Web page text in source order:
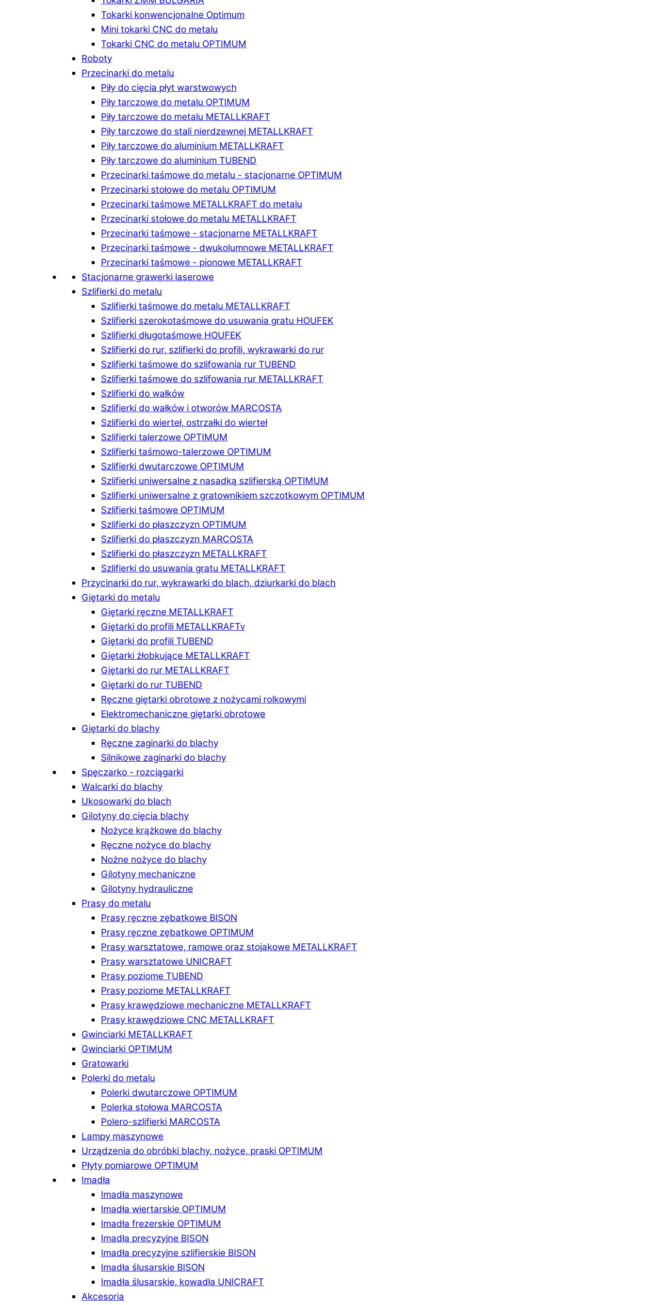
Tokarki konwencjonalne Optimum
Mini tokarki CNC do metalu
Tokarki CNC do metalu OPTIMUM
Roboty
Przecinarki do metalu
Piły do cięcia płyt warstwowych
Piły tarczowe do metalu OPTIMUM
Piły tarczowe do metalu METALLKRAFT
Piły tarczowe do stali nierdzewnej METALLKRAFT
Piły tarczowe do aluminium METALLKRAFT
Piły tarczowe do aluminium TUBEND
Przecinarki taśmowe do metalu - stacjonarne OPTIMUM
Przecinarki stołowe do metalu OPTIMUM
Przecinarki taśmowe METALLKRAFT do metalu
Przecinarki stołowe do metalu METALLKRAFT
Przecinarki taśmowe - stacjonarne METALLKRAFT
Przecinarki taśmowe - dwukolumnowe METALLKRAFT
Przecinarki taśmowe - pionowe METALLKRAFT
Stacjonarne grawerki laserowe
Szlifierki do metalu
Szlifierki taśmowe do metalu METALLKRAFT
Szlifierki szerokotaśmowe do usuwania gratu HOUFEK
Szlifierki długotaśmowe HOUFEK
Szlifierki do rur, szlifierki do profili, wykrawarki do rur
Szlifierki taśmowe do szlifowania rur TUBEND
Szlifierki taśmowe do szlifowania rur METALLKRAFT
Szlifierki do wałków
Szlifierki do wałków i otworów MARCOSTA
Szlifierki do wierteł, ostrzałki do wierteł
Szlifierki talerzowe OPTIMUM
Szlifierki taśmowo-talerzowe OPTIMUM
Szlifierki dwutarczowe OPTIMUM
Szlifierki uniwersalne z nasadką szlifierską OPTIMUM
Szlifierki uniwersalne z gratownikiem szczotkowym OPTIMUM
Szlifierki taśmowe OPTIMUM
Szlifierki do płaszczyzn OPTIMUM
Szlifierki do płaszczyzn MARCOSTA
Szlifierki do płaszczyzn METALLKRAFT
Szlifierki do usuwania gratu METALLKRAFT
Przycinarki do rur, wykrawarki do blach, dziurkarki do blach
Giętarki do metalu
Giętarki ręczne METALLKRAFT
Giętarki do profili METALLKRAFTv
Giętarki do profili TUBEND
Giętarki żłobkujące METALLKRAFT
Giętarki do rur METALLKRAFT
Giętarki do rur TUBEND
Ręczne giętarki obrotowe z nożycami rolkowymi
Elektromechaniczne giętarki obrotowe
Giętarki do blachy
Ręczne zaginarki do blachy
Silnikowe zaginarki do blachy
Spęczarko - rozciągarki
Walcarki do blachy
Ukosowarki do blach
Gilotyny do cięcia blachy
Nożyce krążkowe do blachy
Ręczne nożyce do blachy
Nożne nożyce do blachy
Gilotyny mechaniczne
Gilotyny hydrauliczne
Prasy do metalu
Prasy ręczne zębatkowe BISON
Prasy ręczne zębatkowe OPTIMUM
Prasy warsztatowe, ramowe oraz stojakowe METALLKRAFT
Prasy warsztatowe UNICRAFT
Prasy poziome TUBEND
Prasy poziome METALLKRAFT
Prasy krawędziowe mechaniczne METALLKRAFT
Prasy krawędziowe CNC METALLKRAFT
Gwinciarki METALLKRAFT
Gwinciarki OPTIMUM
Gratowarki
Polerki do metalu
Polerki dwutarczowe OPTIMUM
Polerka stołowa MARCOSTA
Polero-szlifierki MARCOSTA
Lampy maszynowe
Urządzenia do obróbki blachy, nożyce, praski OPTIMUM
Płyty pomiarowe OPTIMUM
Imadła
Imadła maszynowe
Imadła wiertarskie OPTIMUM
Imadła frezerskie OPTIMUM
Imadła precyzyjne BISON
Imadła precyzyjne szlifierskie BISON
Imadła ślusarskie BISON
Imadła ślusarskie, kowadła UNICRAFT
Akcesoria